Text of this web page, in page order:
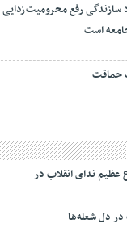
سازندگی رفع محرومیت‌زدایی
است
حماقت
عظیم ندای انقلاب در
دل شعله‌ها